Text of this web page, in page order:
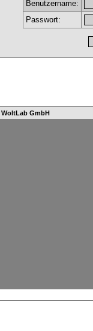
Benutzername:
Passwort:
WoltLab GmbH